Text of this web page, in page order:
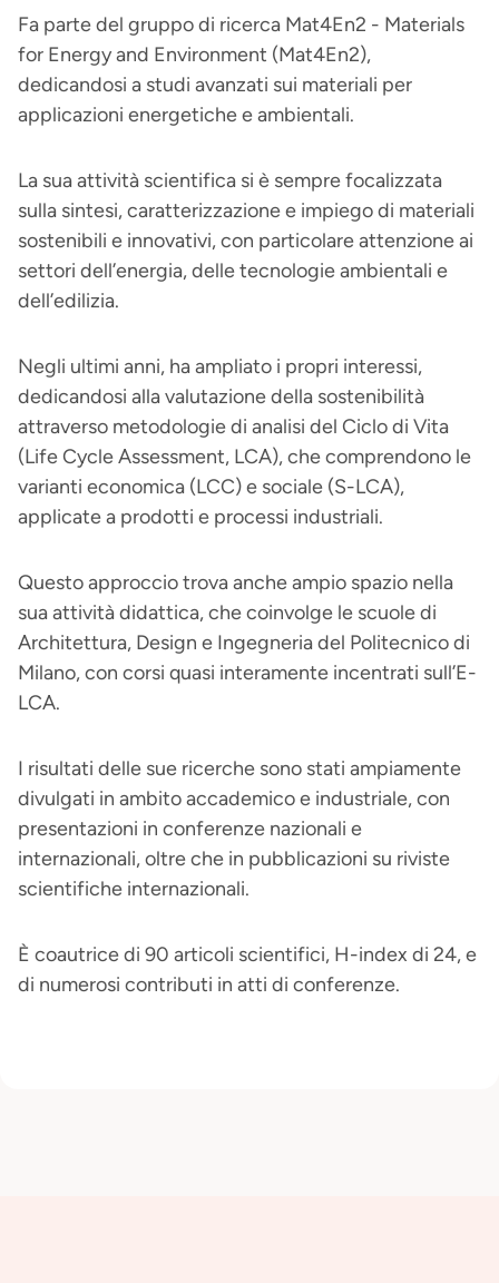
Fa parte del gruppo di ricerca Mat4En2 - Materials
for Energy and Environment (Mat4En2),
dedicandosi a studi avanzati sui materiali per
applicazioni energetiche e ambientali.
La sua attività scientifica si è sempre focalizzata
sulla sintesi, caratterizzazione e impiego di materiali
sostenibili e innovativi, con particolare attenzione ai
settori dell’energia, delle tecnologie ambientali e
dell’edilizia.
Negli ultimi anni, ha ampliato i propri interessi,
dedicandosi alla valutazione della sostenibilità
attraverso metodologie di analisi del Ciclo di Vita
(Life Cycle Assessment, LCA), che comprendono le
varianti economica (LCC) e sociale (S-LCA),
applicate a prodotti e processi industriali.
Questo approccio trova anche ampio spazio nella
sua attività didattica, che coinvolge le scuole di
Architettura, Design e Ingegneria del Politecnico di
Milano, con corsi quasi interamente incentrati sull’E-
LCA.
I risultati delle sue ricerche sono stati ampiamente
divulgati in ambito accademico e industriale, con
presentazioni in conferenze nazionali e
internazionali, oltre che in pubblicazioni su riviste
scientifiche internazionali.
È coautrice di 90 articoli scientifici, H-index di 24, e
di numerosi contributi in atti di conferenze.